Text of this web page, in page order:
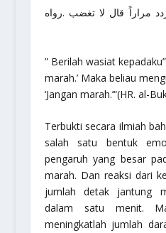
مراراً قال لا تغضب .رواه
” Berilah wasiat kepadaku”
marah.’Maka beliau
‘Jangan marah.’“(HR. al-
Terbukti secara ilmiah
salah satu bentuk
pengaruh yang besar
marah. Dan reaksi dari
jumlah detak jantung
dalam satu menit.
meningkatlah jumlah